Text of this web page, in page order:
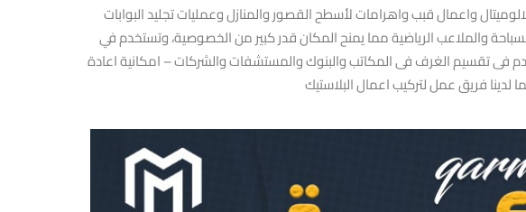
واعمال قبب واهرامات لأسطح القصور والمنازل وعمليات تجليد البوابات
والملاعب الرياضية مما يمنح المكان قدر كبير من الخصوصية، وتستخدم في
فى تقسيم الغرف فى المكاتب والبنوك والمستشفات والشركات – امكانية اعادة
لدينا فريق عمل لتركيب اعمال البلاستيك